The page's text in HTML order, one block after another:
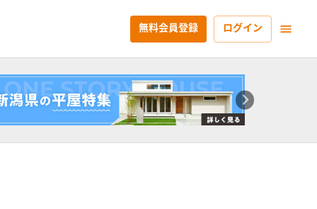
無料会員登録 ログイン